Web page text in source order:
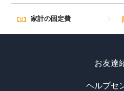
家計の固定費
お友達
ヘルプセ